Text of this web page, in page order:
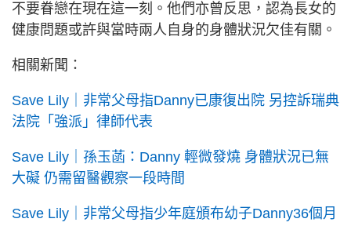
不要眷戀在現在這一刻。他們亦曾反思，認為長女的
健康問題或許與當時兩人自身的身體狀況欠佳有關。
相關新聞：
Save Lily｜非常父母指Danny已康復出院 另控訴瑞典
法院「強派」律師代表
Save Lily｜孫玉菡：Danny 輕微發燒 身體狀況已無
大礙 仍需留醫觀察一段時間
Save Lily｜非常父母指少年庭頒布幼子Danny36個月